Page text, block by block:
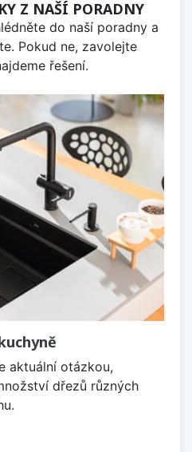
Z NAŠÍ PORADNY
do naší poradny a
Pokud ne, zavolejte
řešení.
aktuální otázkou,
dřezů různých